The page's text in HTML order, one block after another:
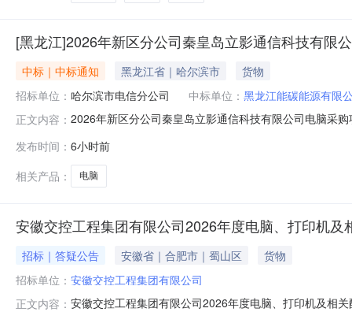
[黑龙江]2026年新区分公司秦皇岛立影通信科技有限
中标｜中标通知 黑龙江省｜哈尔滨市
货物
招标单位： 哈尔滨市电信分公司 中标单位： 黑龙江能碳能源有限
正文内容： 2026年新区分公司秦皇岛立影通信科技有限公司电脑采
数据云端安全留存的核心需求，灵活适配企业人员移动
购原因本项目采购人
发布时间： 6小时前
相关产品：
电脑
安徽交控工程集团有限公司2026年度电脑、打印机
招标｜答疑公告 安徽省｜合肥市｜蜀山区
货物
招标单位： 安徽交控工程集团有限公司
正文内容： 安徽交控工程集团有限公司2026年度电脑、打印机及相